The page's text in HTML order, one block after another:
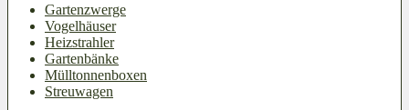
Gartenzwerge
Vogelhäuser
Heizstrahler
Gartenbänke
Mülltonnenboxen
Streuwagen